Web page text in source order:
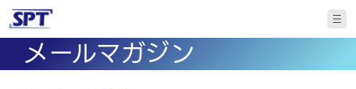
メールマガジン